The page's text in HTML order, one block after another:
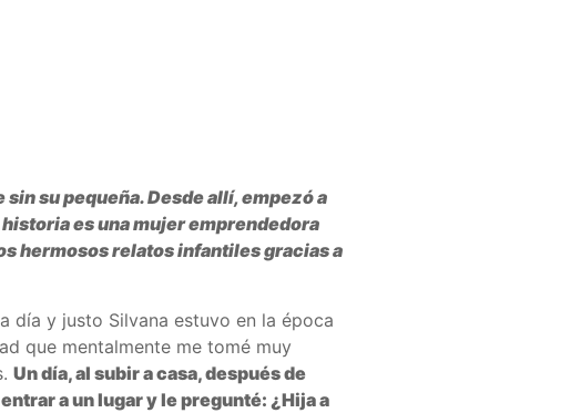
su pequeña. Desde allí, empezó a
es una mujer emprendedora
hermosos relatos infantiles gracias a
día y justo Silvana estuvo en la época
que mentalmente me tomé muy
Un día, al subir a casa, después de
a un lugar y le pregunté: ¿Hija a